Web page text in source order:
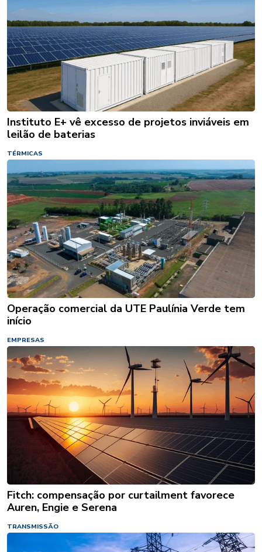
Instituto E+ vê excesso de projetos inviáveis em
leilão de baterias
TÉRMICAS
Operação comercial da UTE Paulínia Verde tem
início
EMPRESAS
Fitch: compensação por curtailment favorece
Auren, Engie e Serena
TRANSMISSÃO